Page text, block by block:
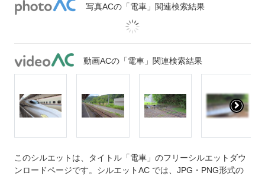
写真ACの「電車」関連検索結果
動画ACの「電車」関連検索結果
このシルエットは、タイトル「電車」のフリーシルエットダウ
ンロードページです。シルエットAC では、JPG・PNG形式の